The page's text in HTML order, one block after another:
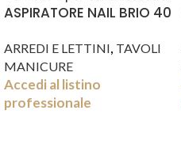
ASPIRATORE NAIL BRIO 40
ARREDI E LETTINI, TAVOLI
MANICURE
Accedi al listino
professionale